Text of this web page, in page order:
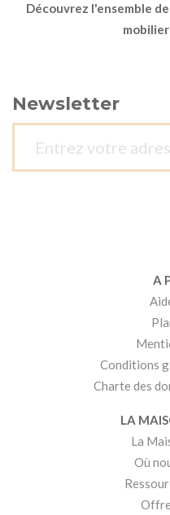
Découvrez l'ensemble
Newsletter
A
Conditions
Charte des
LA
La
Où